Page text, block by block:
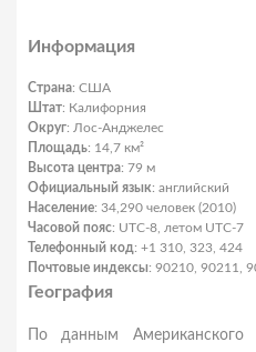
Информация
Страна: США
Штат: Калифорния
Округ: Лос-Анджелес
Площадь: 14,7 км²
Высота центра: 79 м
Официальный язык: английский
Население: 34,290 человек (2010)
Часовой пояс: UTC-8, летом UTC-7
Телефонный код: +1 310, 323, 424
Почтовые индексы: 90210, 90211,
География
По данным Американского